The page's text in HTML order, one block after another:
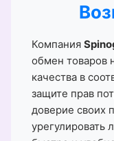
Компания
обмен товаров
качества в
защите прав
доверие своих
урегулировать